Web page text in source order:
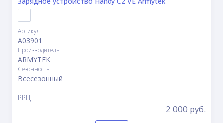
Артикул
A03901
Производитель
ARMYTEK
Сезонность
Всесезонный
РРЦ
2 000 руб.